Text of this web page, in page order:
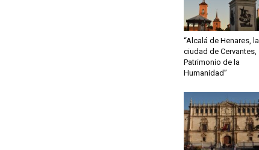
“Alcalá de Henares, la
ciudad de Cervantes,
Patrimonio de la
Humanidad”